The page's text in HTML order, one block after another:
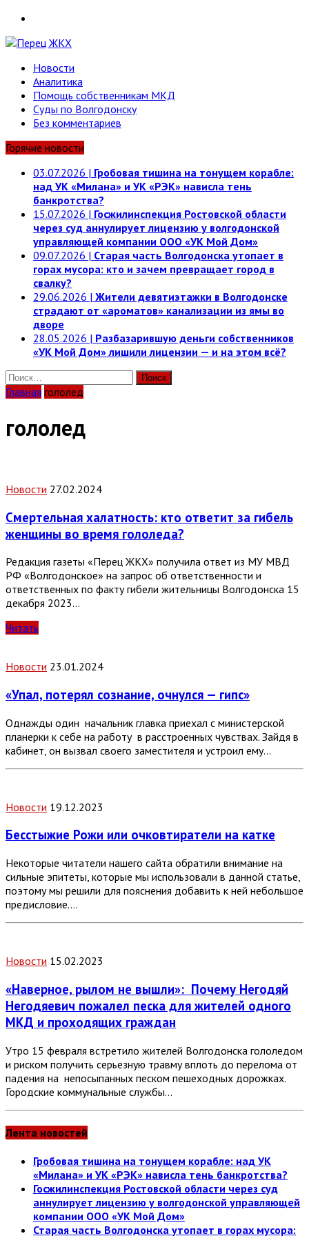
Новости
Аналитика
Помощь собственникам МКД
Суды по Волгодонску
Без комментариев
Горячие новости
03.07.2026 | Гробовая тишина на тонущем корабле:
над УК «Милана» и УК «РЭК» нависла тень
банкротства?
15.07.2026 | Госжилинспекция Ростовской области
через суд аннулирует лицензию у волгодонской
управляющей компании ООО «УК Мой Дом»
09.07.2026 | Старая часть Волгодонска утопает в
горах мусора: кто и зачем превращает город в
свалку?
29.06.2026 | Жители девятиэтажки в Волгодонске
страдают от «ароматов» канализации из ямы во
дворе
28.05.2026 | Разбазарившую деньги собственников
«УК Мой Дом» лишили лицензии — и на этом всё?
Найти:
Главная гололед
гололед
Новости 27.02.2024
Смертельная халатность: кто ответит за гибель
женщины во время гололеда?
Редакция газеты «Перец ЖКХ» получила ответ из МУ МВД
РФ «Волгодонское» на запрос об ответственности и
ответственных по факту гибели жительницы Волгодонска 15
декабря 2023…
Читать
Новости 23.01.2024
«Упал, потерял сознание, очнулся — гипс»
Однажды один начальник главка приехал с министерской
планерки к себе на работу в расстроенных чувствах. Зайдя в
кабинет, он вызвал своего заместителя и устроил ему…
Новости 19.12.2023
Бесстыжие Рожи или очковтиратели на катке
Некоторые читатели нашего сайта обратили внимание на
сильные эпитеты, которые мы использовали в данной статье,
поэтому мы решили для пояснения добавить к ней небольшое
предисловие….
Новости 15.02.2023
«Наверное, рылом не вышли»: Почему Негодяй
Негодяевич пожалел песка для жителей одного
МКД и проходящих граждан
Утро 15 февраля встретило жителей Волгодонска гололедом
и риском получить серьезную травму вплоть до перелома от
падения на непосыпанных песком пешеходных дорожках.
Городские коммунальные службы…
Лента новостей
Гробовая тишина на тонущем корабле: над УК
«Милана» и УК «РЭК» нависла тень банкротства?
Госжилинспекция Ростовской области через суд
аннулирует лицензию у волгодонской управляющей
компании ООО «УК Мой Дом»
Старая часть Волгодонска утопает в горах мусора: